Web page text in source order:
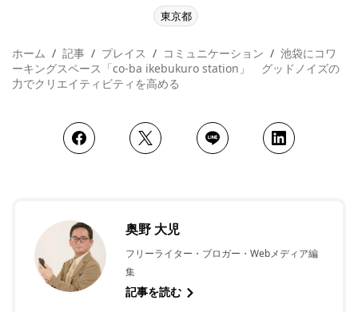
東京都
ホーム 記事 プレイス コミュニケーション
池袋にコワ
ーキングスペース「co-ba ikebukuro station」 グッドノイズの
力でクリエイティビティを高める
奥野 大児
フリーライター・ブロガー・Webメディア編
集
記事を読む